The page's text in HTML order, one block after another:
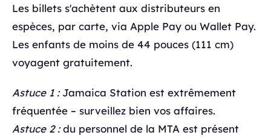
Les billets s'achètent aux distributeurs en
espèces, par carte, via Apple Pay ou Wallet Pay.
Les enfants de moins de 44 pouces (111 cm)
voyagent gratuitement.
Astuce 1 :Jamaica Station est extrêmement
fréquentée – surveillez bien vos affaires.
Astuce 2 :du personnel de la MTA est présent